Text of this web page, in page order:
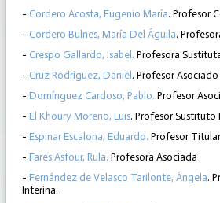
- Cordero Acosta, Eugenio María. Profesor
- Cordero Bulnes, María Del Águila.
- Crespo Gallardo, Isabel. Profesora
- Cruz Rodríguez, Daniel. Profesor Asociado
- Domínguez Cardoso, Pablo. Profesor
- El Khoury Moreno, Luis. Profesor Sustituto
- Espinar Escalona, Eduardo. Profesor Titular
- Fares Asfour, Rula. Profesora Asociada
- Fernández de Velasco Tarilonte, Ángela.
Interina.